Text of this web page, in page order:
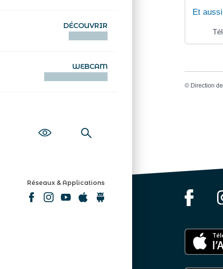
DÉCOUVRIR
WEBCAM
Réseaux & Applications
Et aussi
© Direction